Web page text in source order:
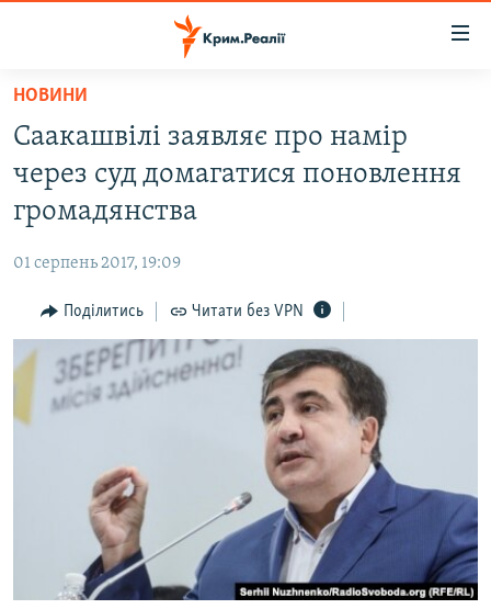
Перейти
основного
матеріалу
Перейти
до
основної
навігації
Перейти
до
пошуку
ВІДЕО ТА ФОТО
БЛОГИ
ПОГЛЯД
ІНТЕРВ'Ю
ВСЕ ЗА ДЕНЬ
СПЕЦПРОЕКТИ
ДЕПОРТАЦІЯ
ВІДЕОУРОКИ «ELIFBE»
СВІДЧЕННЯ ОКУПАЦІЇ
УКРАЇНСЬКА ПРОБЛЕМА КРИМУ
ЯК ОБІЙТИ БЛОКУВАННЯ
Qırımtatar
НОВИНИ
Саакашвілі заявляє про намір
через суд домагатися поновлення
громадянства
01 серпень 2017, 19:09
Поділитись Читати без VPN